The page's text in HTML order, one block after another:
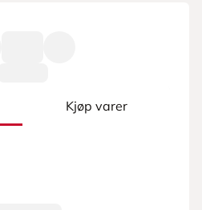
Kjøp varer